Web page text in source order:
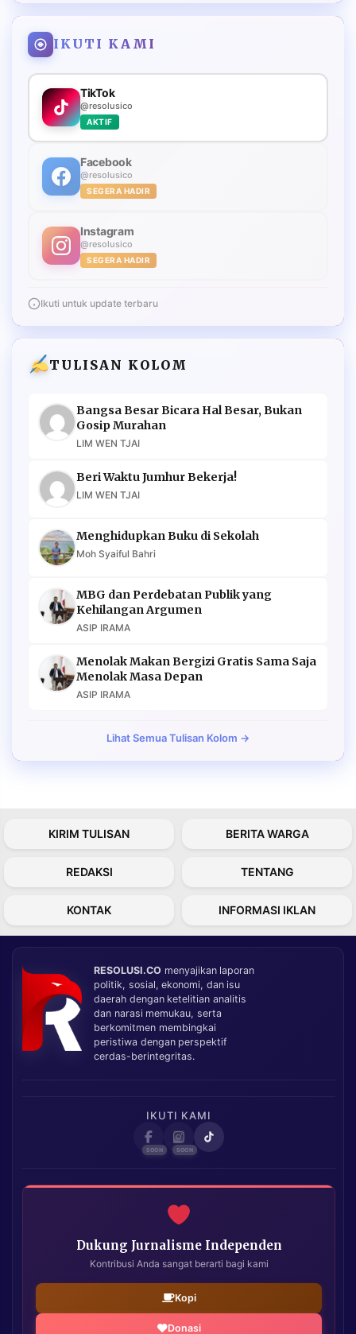
IKUTI KAMI
TikTok
@resolusico
AKTIF
Facebook
@resolusico
SEGERA HADIR
Instagram
@resolusico
SEGERA HADIR
Ikuti untuk update terbaru
TULISAN KOLOM
Bangsa Besar Bicara Hal Besar, Bukan
Gosip Murahan
LIM WEN TJAI
Beri Waktu Jumhur Bekerja!
LIM WEN TJAI
Menghidupkan Buku di Sekolah
Moh Syaiful Bahri
MBG dan Perdebatan Publik yang
Kehilangan Argumen
ASIP IRAMA
Menolak Makan Bergizi Gratis Sama Saja
Menolak Masa Depan
ASIP IRAMA
Lihat Semua Tulisan Kolom →
KIRIM TULISAN BERITA WARGA
REDAKSI TENTANG
KONTAK INFORMASI IKLAN
RESOLUSI.CO menyajikan laporan
politik, sosial, ekonomi, dan isu
daerah dengan ketelitian analitis
dan narasi memukau, serta
berkomitmen membingkai
peristiwa dengan perspektif
cerdas-berintegritas.
IKUTI KAMI
Dukung Jurnalisme Independen
Kontribusi Anda sangat berarti bagi kami
Kopi
Donasi